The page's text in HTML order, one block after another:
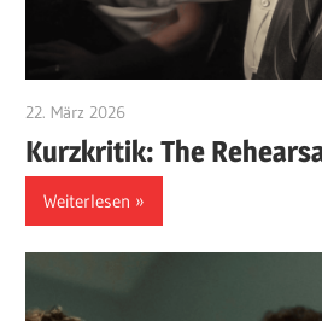
22. März 2026
Kurzkritik: The
Weiterlesen